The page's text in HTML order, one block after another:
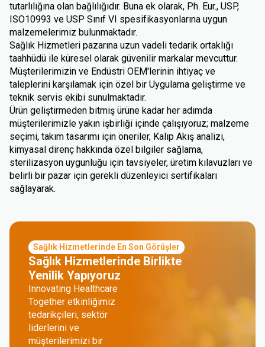
tutarlılığına olan bağlılığıdır. Buna ek olarak, Ph. Eur., USP,
ISO10993 ve USP Sınıf VI spesifikasyonlarına uygun
malzemelerimiz bulunmaktadır.
Sağlık Hizmetleri pazarına uzun vadeli tedarik ortaklığı
taahhüdü ile küresel olarak güvenilir markalar mevcuttur.
Müşterilerimizin ve Endüstri OEM'lerinin ihtiyaç ve
taleplerini karşılamak için özel bir Uygulama geliştirme ve
teknik servis ekibi sunulmaktadır.
Ürün geliştirmeden bitmiş ürüne kadar her adımda
müşterilerimizle yakın işbirliği içinde çalışıyoruz; malzeme
seçimi, takım tasarımı için öneriler, Kalıp Akış analizi,
kimyasal direnç hakkında özel bilgiler sağlama,
sterilizasyon uygunluğu için tavsiyeler, üretim kılavuzları ve
belirli bir pazar için gerekli düzenleyici sertifikaları
sağlayarak.
Sağlık Hizmetlerinde En Son Görüşler
Sağlık Hizmetlerinde Birlikte
Yenilik Yapıyoruz
Innovating Healthcare
Together etkinliğimiz
tedarikçileri, sektör
liderlerini ve
müşterilerimizi bir